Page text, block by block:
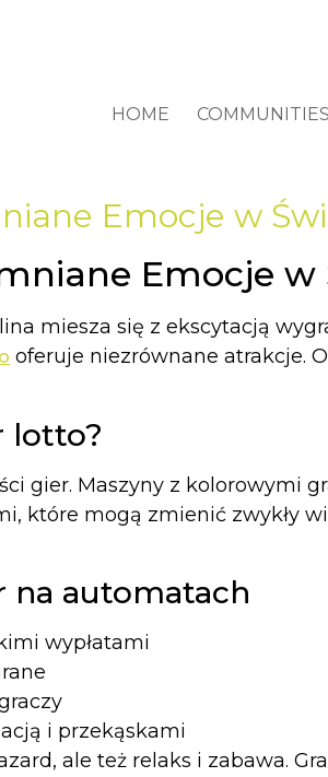
HOME COMMUNITIES
Emocje w
Emocje w
miesza się z ekscytacją
oferuje niezrównane atrakcje.
lotto?
gier. Maszyny z kolorowymi
które mogą zmienić zwykły
na automatach
wypłatami
i przekąskami
ale też relaks i zabawa.